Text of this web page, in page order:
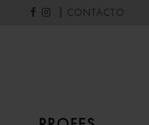
CONTACTO